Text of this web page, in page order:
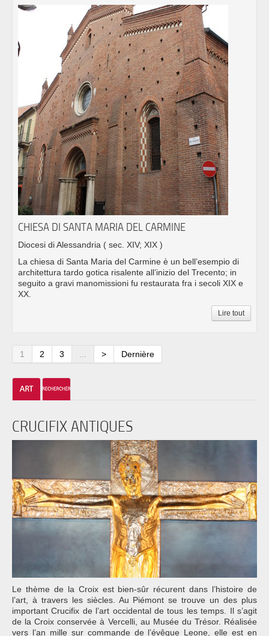
CHIESA DI SANTA MARIA DEL CARMINE
Diocesi di Alessandria ( sec. XIV; XIX )
La chiesa di Santa Maria del Carmine è un bell’esempio di
architettura tardo gotica risalente all’inizio del Trecento; in
seguito a gravi manomissioni fu restaurata fra i secoli XIX e
XX.
Lire tout
1 2 3 ... > Dernière
CRUCIFIX ANTIQUES
Le thème de la Croix est bien-sûr récurent dans l’histoire de
l’art, à travers les siècles. Au Piémont se trouve un des plus
important Crucifix de l’art occidental de tous les temps. Il s’agit
de la Croix conservée à Vercelli, au Musée du Trésor. Réalisée
vers l’an mille sur commande de l’évêque Leone, elle est en